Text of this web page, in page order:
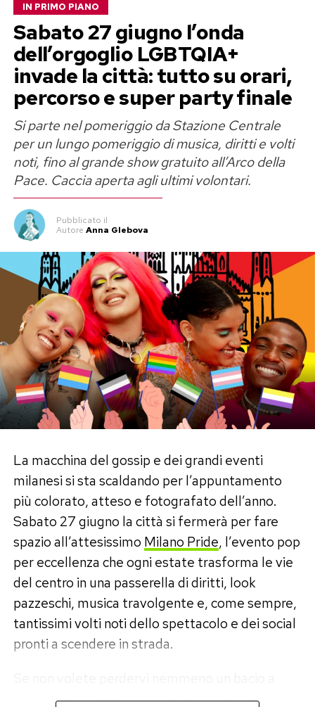
Il piano predisposto dal Campidoglio prevede
l’apertura gratuita diundici cinemadurante le
ore più torride della giornata. Ai grandi schermi
si aggiungono biblioteche, teatri e altri spazi
pubblici climatizzati, trasformati per
l’occasione in veri e propri rifugi contro il caldo.
L’obiettivo è semplice: offrire un luogo fresco e
sicuro soprattutto ad anziani, persone sole e
cittadini più vulnerabili, riducendo i rischi sanitari
legati alle temperature estreme e, allo stesso
tempo, contrastando l’isolamento sociale che
spesso accompagna i mesi estivi.
Giorgio Gori: «Va bene la
mitigazione, ma serve anche
l’adattamento»
A rilanciare l’iniziativa è stato ancheGiorgio
Gori, che ha affidato ai social un commento
destinato a far discutere.
« Va bene la mitigazione del cambiamento
climatico, ma quanno ce vo’ serve anche
l’adattamento.»
Una frase che, letta tra le righe, suona come
una critica a quelle posizioni che negli anni hanno
guardato con sospetto all’uso dell’aria
condizionata in nome della sostenibilità
ambientale. Per Gori, invece, quando il caldo
diventa un’emergenza la priorità resta la tutela
delle persone.
IN PRIMO PIANO
Sabato 27 giugno l’onda
dell’orgoglio LGBTQIA+
invade la città: tutto su orari,
percorso e super party finale
Si parte nel pomeriggio da Stazione Centrale
per un lungo pomeriggio di musica, diritti e volti
noti, fino al grande show gratuito all’Arco della
Pace. Caccia aperta agli ultimi volontari.
Pubblicato il
Autore Anna Glebova
La macchina del gossip e dei grandi eventi
milanesi si sta scaldando per l’appuntamento
più colorato, atteso e fotografato dell’anno.
Sabato 27 giugno la città si fermerà per fare
spazio all’attesissimo Milano Pride, l’evento pop
per eccellenza che ogni estate trasforma le vie
del centro in una passerella di diritti, look
pazzeschi, musica travolgente e, come sempre,
tantissimi volti noti dello spettacolo e dei social
pronti a scendere in strada.
favore di flash o il carro della vostra star